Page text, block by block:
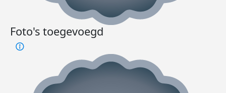
Foto's toegevoegd